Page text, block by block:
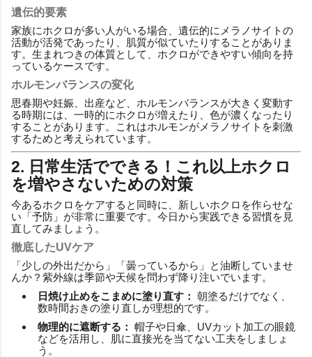
遺伝的要素
家族にホクロが多い人がいる場合、遺伝的にメラノサイトの
活動が活発であったり、肌質が似ていたりすることがありま
す。生まれつきの体質として、ホクロができやすい傾向を持
っているケースです。
ホルモンバランスの変化
思春期や妊娠、出産など、ホルモンバランスが大きく変動す
る時期には、一時的にホクロが増えたり、色が濃くなったり
することがあります。これはホルモンがメラノサイトを刺激
するためと考えられています。
2. 日常生活でできる！これ以上ホクロ
を増やさないための対策
今あるホクロをケアすると同時に、新しいホクロを作らせな
い「予防」が非常に重要です。今日から実践できる習慣を見
直してみましょう。
徹底したUVケア
「少しの外出だから」「曇っているから」と油断していませ
んか？紫外線は季節や天候を問わず降り注いでいます。
日焼け止めをこまめに塗り直す： 朝塗るだけでなく、
数時間おきの塗り直しが理想的です。
物理的に遮断する： 帽子や日傘、UVカット加工の眼鏡
などを活用し、肌に直接光を当てない工夫をしましょ
う。